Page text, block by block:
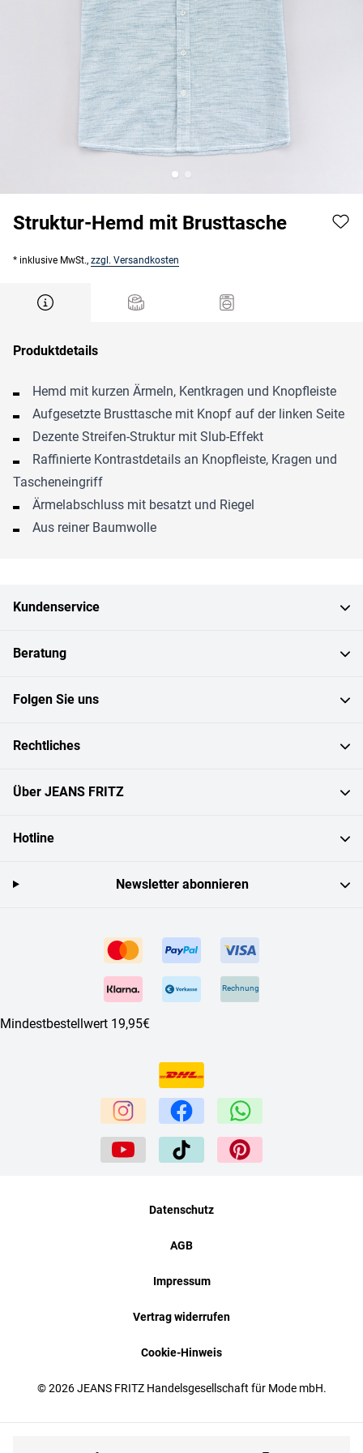
Struktur-Hemd mit Brusttasche
* inklusive MwSt., zzgl. Versandkosten
Produktdetails
Hemd mit kurzen Ärmeln, Kentkragen und Knopfleiste
Aufgesetzte Brusttasche mit Knopf auf der linken Seite
Dezente Streifen-Struktur mit Slub-Effekt
Raffinierte Kontrastdetails an Knopfleiste, Kragen und
Tascheneingriff
Ärmelabschluss mit besatzt und Riegel
Aus reiner Baumwolle
Kundenservice
Beratung
Folgen Sie uns
Rechtliches
Über JEANS FRITZ
Hotline
Rechnung
Mindestbestellwert 19,95€
Newsletter abonnieren
© 2026 JEANS FRITZ Handelsgesellschaft für Mode mbH.
Datenschutz
AGB
Impressum
Vertrag widerrufen
Cookie-Hinweis